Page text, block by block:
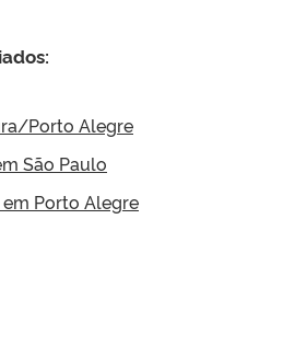
Porto Alegre
São Paulo
Porto Alegre